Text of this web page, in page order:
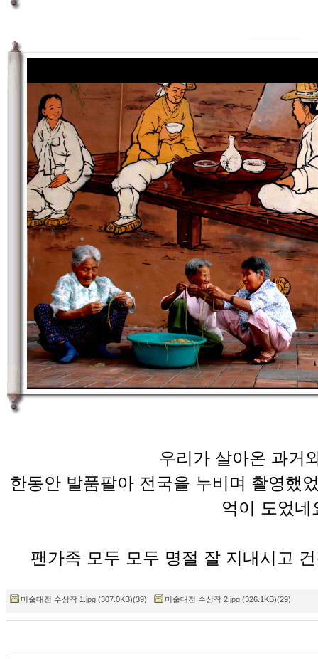
우리가 살아온 과거
한동안 발품팔아 전국을 누비며 촬영했
억이 도었네
팬가족 모두 모두 명절 잘 지내시고
미술대전 수상작 1.jpg (307.0KB)(39) 미술대전 수상작 2.jpg (326.1KB)(29)